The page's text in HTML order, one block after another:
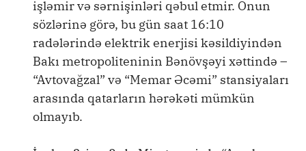
işləmir və sərnişinləri qəbul etmir. Onun
sözlərinə görə, bu gün saat 16:10
radələrində elektrik enerjisi kəsildiyindən
Bakı metropoliteninin Bənövşəyi xəttində –
“Avtovağzal” və “Memar Əcəmi” stansiyaları
arasında qatarların hərəkəti mümkün
olmayıb.